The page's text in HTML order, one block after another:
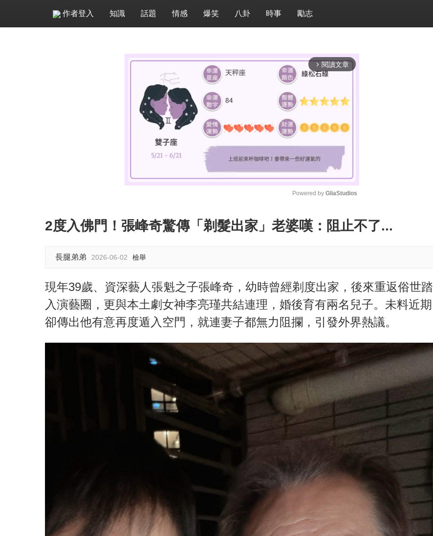
作者登入 知識 話題 情感 爆笑 八卦 時事 勵志
arrow_forward_ios 閱讀文章
M
Powered by GliaStudios
2度入佛門！張峰奇驚傳「剃髮出家」老婆嘆：阻止不了...
長腿弟弟 2026-06-02 檢舉
現年39歲、資深藝人張魁之子張峰奇，幼時曾經剃度出家，後來重返俗世踏
入演藝圈，更與本土劇女神李亮瑾共結連理，婚後育有兩名兒子。未料近期
卻傳出他有意再度遁入空門，就連妻子都無力阻攔，引發外界熱議。